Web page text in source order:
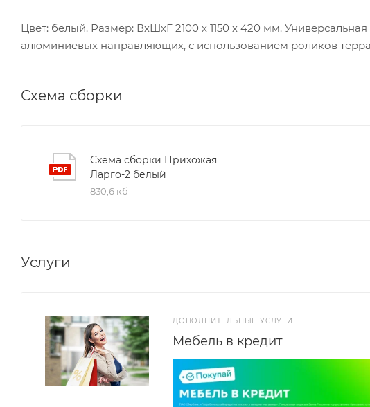
Цвет: белый. Размер: ВхШхГ 2100 х 1150 х 420 мм.
алюминиевых направляющих, с использованием роликов
Схема сборки
Схема сборки Прихожая
Ларго-2 белый
830,6 кб
Услуги
ДОПОЛНИТЕЛЬНЫЕ УСЛУГИ
Мебель в кредит